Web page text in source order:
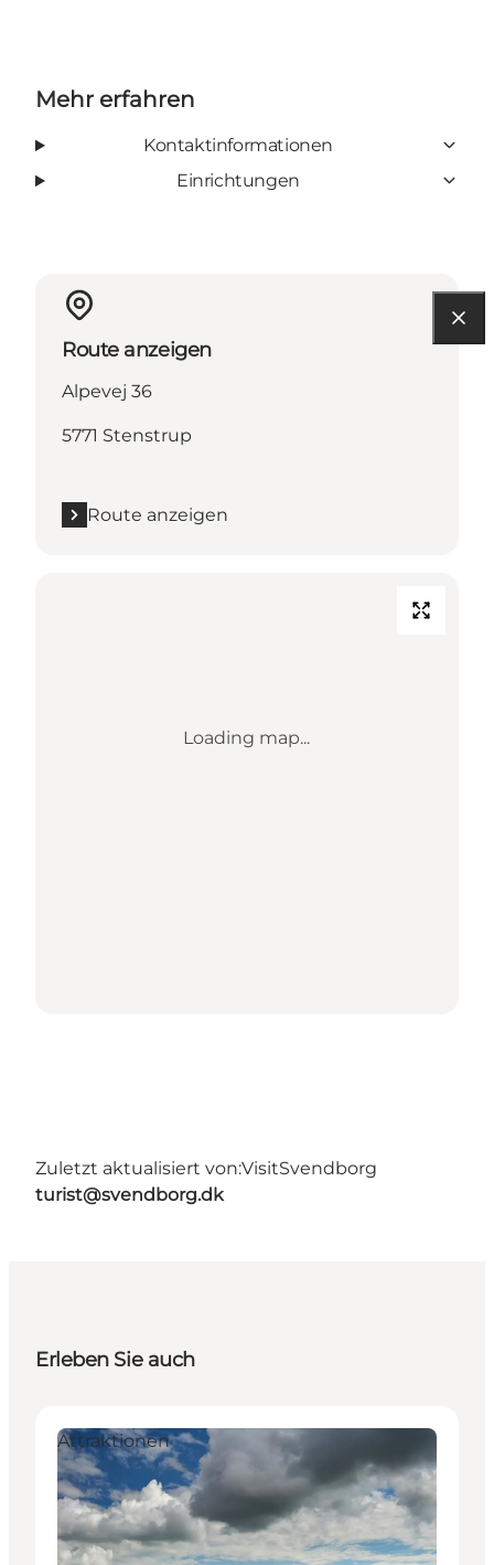
Mehr erfahren
Kontaktinformationen
Einrichtungen
Route anzeigen
Alpevej 36
5771 Stenstrup
Route anzeigen
Loading map...
Zuletzt aktualisiert von:VisitSvendborg
turist@svendborg.dk
Erleben Sie auch
Attraktionen